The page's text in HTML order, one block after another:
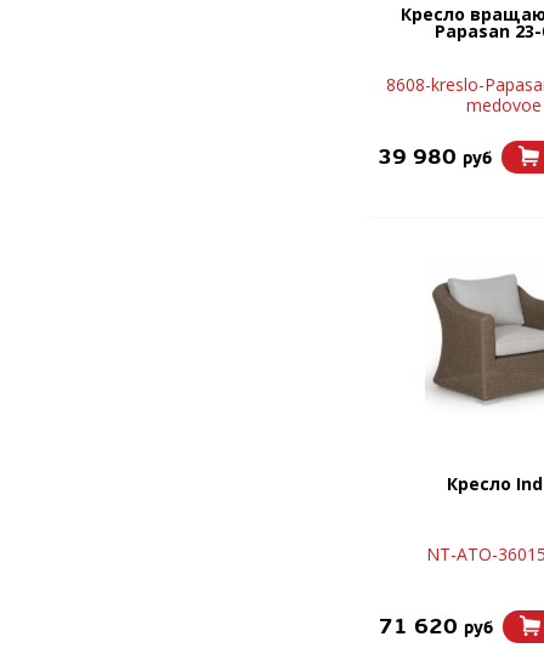
Кресло
Papasan 23-
8608-kreslo-
medovoe
39 980 руб
Кресло
NT-ATO-
71 620 руб